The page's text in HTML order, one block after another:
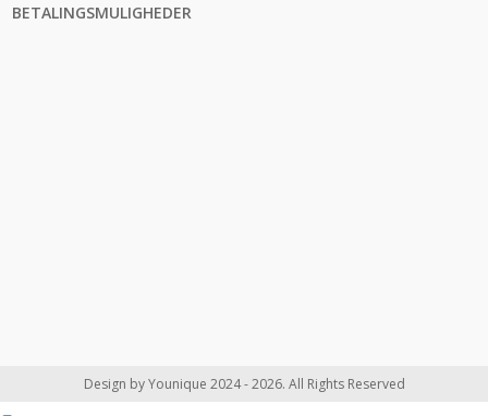
BETALINGSMULIGHEDER
Design by Younique 2024 - 2026. All Rights Reserved